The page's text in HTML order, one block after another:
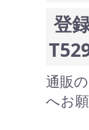
登
通販
へお